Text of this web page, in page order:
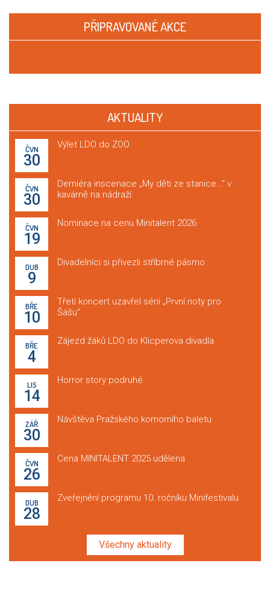
PŘIPRAVOVANÉ AKCE
AKTUALITY
ČVN
30
Výlet LDO do ZOO
ČVN
30
Derniéra inscenace „My děti ze stanice…“ v
kavárně na nádraží.
ČVN
19
Nominace na cenu Minitalent 2026
DUB
9
Divadelníci si přivezli stříbrné pásmo
BŘE
10
Třetí koncert uzavřel sérii „První noty pro
Šášu“
BŘE
4
Zájezd žáků LDO do Klicperova divadla
LIS
14
Horror story podruhé
ZÁŘ
30
Návštěva Pražského komorního baletu
ČVN
26
Cena MINITALENT 2025 udělena
DUB
28
Zveřejnění programu 10. ročníku Minifestivalu
Všechny aktuality